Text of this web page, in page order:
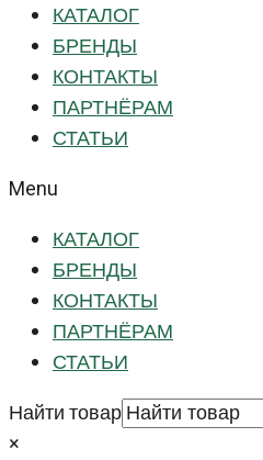
КАТАЛОГ
БРЕНДЫ
КОНТАКТЫ
ПАРТНЁРАМ
СТАТЬИ
Menu
КАТАЛОГ
БРЕНДЫ
КОНТАКТЫ
ПАРТНЁРАМ
СТАТЬИ
Найти товар
×